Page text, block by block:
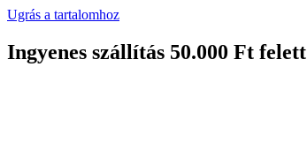
Ugrás a tartalomhoz
Ingyenes szállítás 50.000 Ft felett